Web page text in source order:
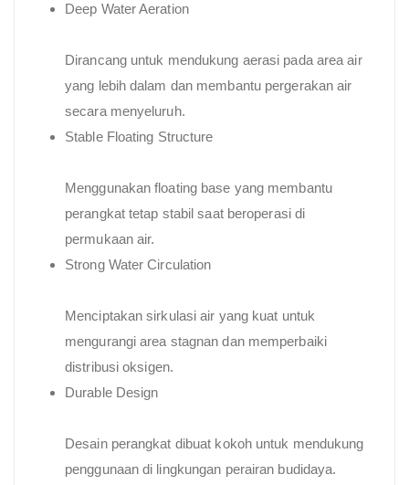
Deep Water Aeration
Dirancang untuk mendukung aerasi pada area air
yang lebih dalam dan membantu pergerakan air
secara menyeluruh.
Stable Floating Structure
Menggunakan floating base yang membantu
perangkat tetap stabil saat beroperasi di
permukaan air.
Strong Water Circulation
Menciptakan sirkulasi air yang kuat untuk
mengurangi area stagnan dan memperbaiki
distribusi oksigen.
Durable Design
Desain perangkat dibuat kokoh untuk mendukung
penggunaan di lingkungan perairan budidaya.